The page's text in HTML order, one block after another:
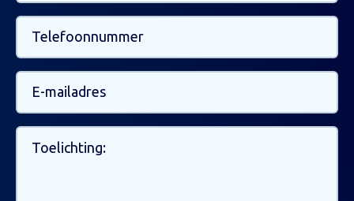
Telefoonnummer
E-
mailadres
Uw
bericht